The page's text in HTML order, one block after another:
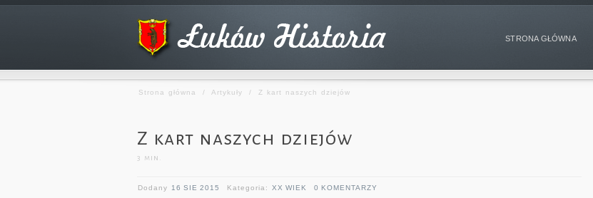
STRONA GŁÓWNA
Strona główna / Artykuły / Z kart naszych dziejów
Z kart naszych dziejów
3 min.
Dodany 16 SIE 2015 Kategoria: XX WIEK 0 KOMENTARZY